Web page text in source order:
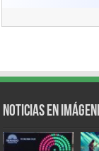
Noticias en